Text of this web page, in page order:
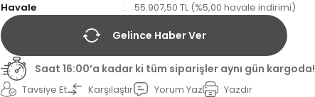
Havale
55.907,50 TL (%5,00 havale indirimi)
Gelince Haber Ver
Saat 16:00’a kadar ki tüm siparişler aynı gün kargoda!
Tavsiye Et Karşılaştır Yorum Yaz Yazdır